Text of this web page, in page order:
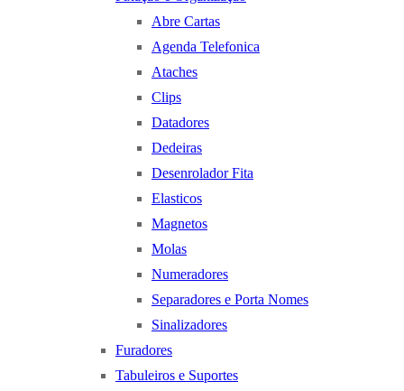
Abre Cartas
Agenda Telefonica
Ataches
Clips
Datadores
Dedeiras
Desenrolador Fita
Elasticos
Magnetos
Molas
Numeradores
Separadores e Porta Nomes
Sinalizadores
Furadores
Tabuleiros e Suportes